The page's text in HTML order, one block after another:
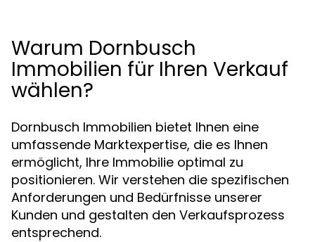
Warum Dornbusch
Immobilien für Ihren Verkauf
wählen?
Dornbusch Immobilien bietet Ihnen eine
umfassende Marktexpertise, die es Ihnen
ermöglicht, Ihre Immobilie optimal zu
positionieren. Wir verstehen die spezifischen
Anforderungen und Bedürfnisse unserer
Kunden und gestalten den Verkaufsprozess
entsprechend.